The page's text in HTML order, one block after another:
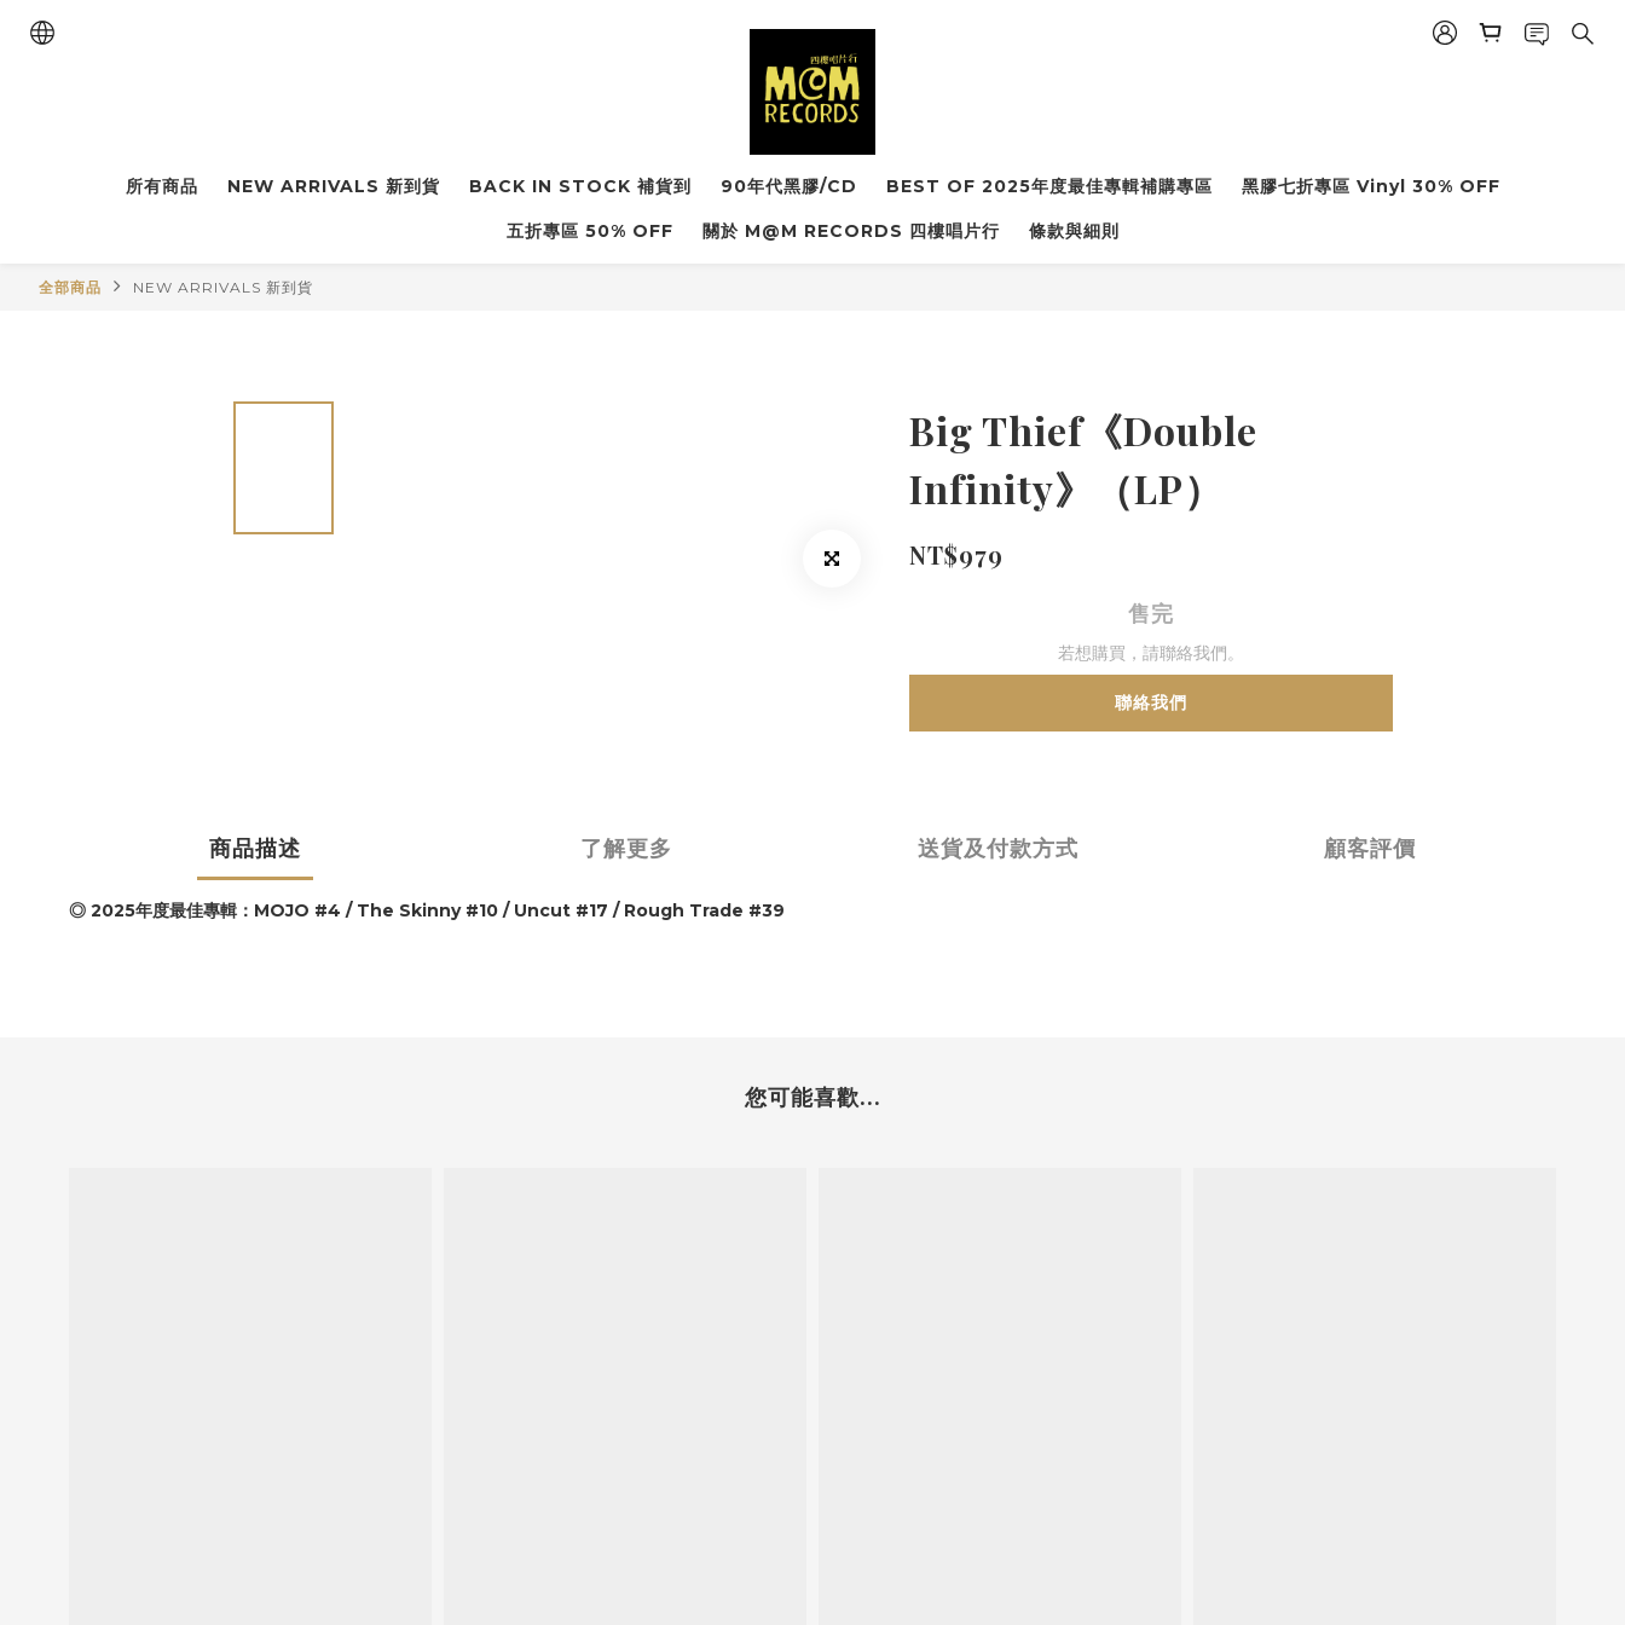
所有商品 NEW ARRIVALS 新到貨 BACK IN STOCK 補貨到 90年代黑膠/CD BEST OF 2025年度最佳專輯補購專區 黑膠七折專區 Vinyl 30% OFF
五折專區 50% OFF 關於 M@M RECORDS 四樓唱片行 條款與細則
全部商品 NEW ARRIVALS 新到貨
Big Thief《Double
Infinity》（LP）
NT$979
售完
若想購買，請聯絡我們。
聯絡我們
商品描述 了解更多 送貨及付款方式 顧客評價
◎ 2025年度最佳專輯：MOJO #4 / The Skinny #10 / Uncut #17 / Rough Trade #39
您可能喜歡...